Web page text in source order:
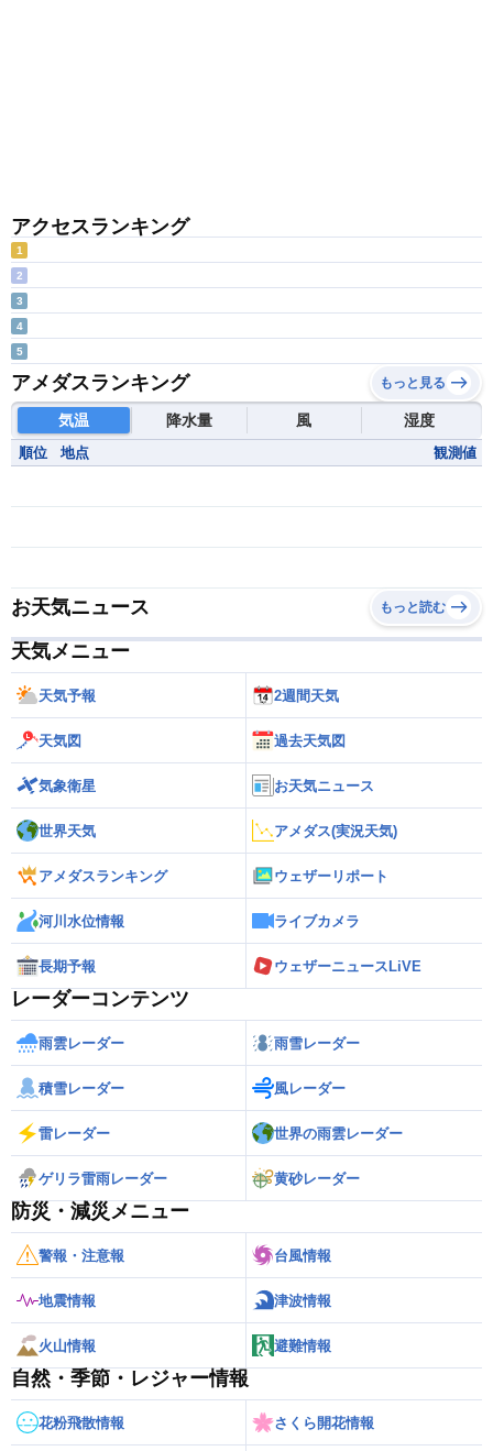
アクセスランキング
1
2
3
4
5
アメダスランキング もっと見る
気温 降水量 風 湿度
順位 地点 観測値
お天気ニュース もっと読む
天気メニュー
天気予報 2週間天気
天気図 過去天気図
気象衛星 お天気ニュース
世界天気 アメダス(実況天気)
アメダスランキング ウェザーリポート
河川水位情報 ライブカメラ
長期予報 ウェザーニュースLiVE
レーダーコンテンツ
雨雲レーダー 雨雪レーダー
積雪レーダー 風レーダー
雷レーダー 世界の雨雲レーダー
ゲリラ雷雨レーダー 黄砂レーダー
防災・減災メニュー
警報・注意報 台風情報
地震情報 津波情報
火山情報 避難情報
自然・季節・レジャー情報
花粉飛散情報 さくら開花情報